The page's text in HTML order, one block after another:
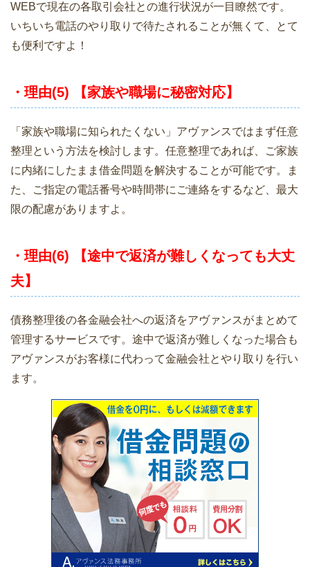
WEBで現在の各取引会社との進行状況が一目瞭然です。
いちいち電話のやり取りで待たされることが無くて、とて
も便利ですよ！
・理由(5) 【家族や職場に秘密対応】
「家族や職場に知られたくない」アヴァンスではまず任意
整理という方法を検討します。任意整理であれば、ご家族
に内緒にしたまま借金問題を解決することが可能です。ま
た、ご指定の電話番号や時間帯にご連絡をするなど、最大
限の配慮がありますよ。
・理由(6) 【途中で返済が難しくなっても大丈
夫】
債務整理後の各金融会社への返済をアヴァンスがまとめて
管理するサービスです。途中で返済が難しくなった場合も
アヴァンスがお客様に代わって金融会社とやり取りを行い
ます。